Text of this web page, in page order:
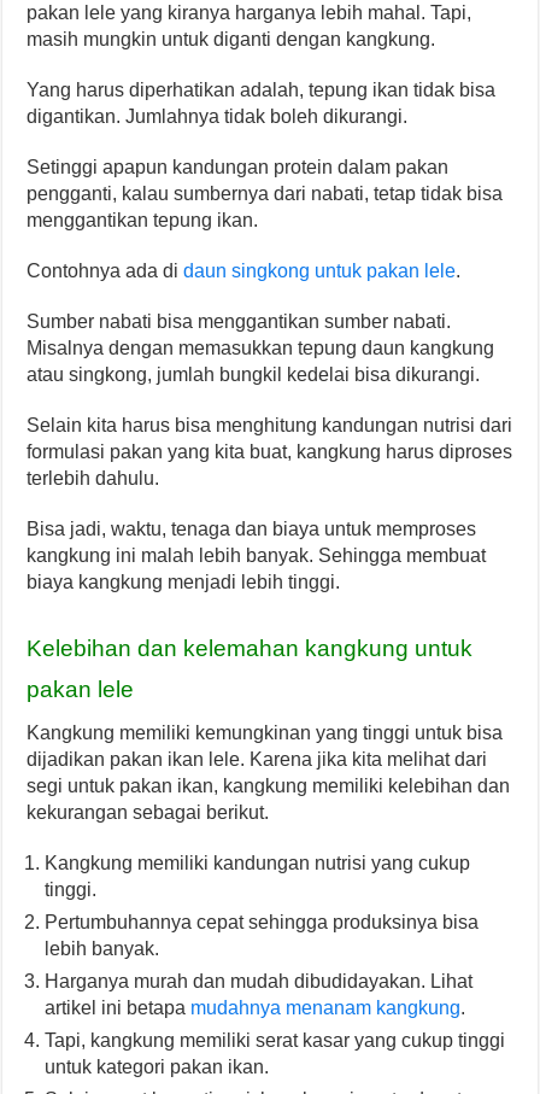
pakan lele yang kiranya harganya lebih mahal. Tapi,
masih mungkin untuk diganti dengan kangkung.
Yang harus diperhatikan adalah, tepung ikan tidak bisa
digantikan. Jumlahnya tidak boleh dikurangi.
Setinggi apapun kandungan protein dalam pakan
pengganti, kalau sumbernya dari nabati, tetap tidak bisa
menggantikan tepung ikan.
Contohnya ada didaun singkong untuk pakan lele.
Sumber nabati bisa menggantikan sumber nabati.
Misalnya dengan memasukkan tepung daun kangkung
atau singkong, jumlah bungkil kedelai bisa dikurangi.
Selain kita harus bisa menghitung kandungan nutrisi dari
formulasi pakan yang kita buat, kangkung harus diproses
terlebih dahulu.
Bisa jadi, waktu, tenaga dan biaya untuk memproses
kangkung ini malah lebih banyak. Sehingga membuat
biaya kangkung menjadi lebih tinggi.
Kelebihan dan kelemahan kangkung untuk
pakan lele
Kangkung memiliki kemungkinan yang tinggi untuk bisa
dijadikan pakan ikan lele. Karena jika kita melihat dari
segi untuk pakan ikan, kangkung memiliki kelebihan dan
kekurangan sebagai berikut.
Kangkung memiliki kandungan nutrisi yang cukup
tinggi.
Pertumbuhannya cepat sehingga produksinya bisa
lebih banyak.
Harganya murah dan mudah dibudidayakan. Lihat
artikel ini betapa mudahnya menanam kangkung.
Tapi, kangkung memiliki serat kasar yang cukup tinggi
untuk kategori pakan ikan.